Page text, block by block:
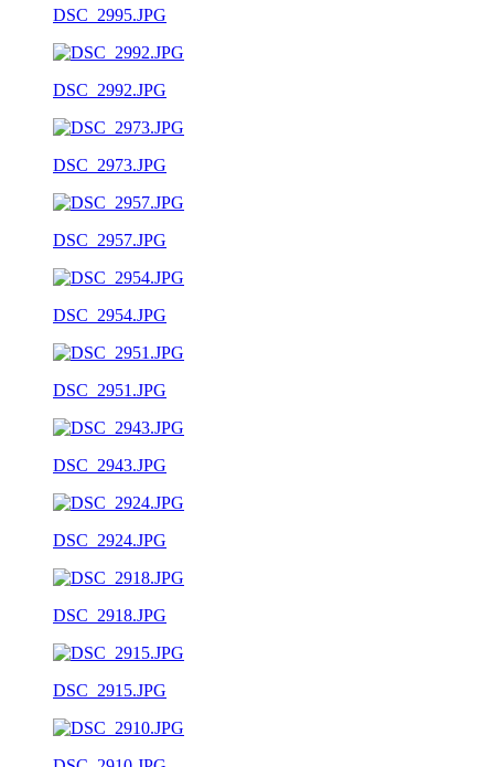
DSC_2995.JPG
DSC_2992.JPG
DSC_2973.JPG
DSC_2957.JPG
DSC_2954.JPG
DSC_2951.JPG
DSC_2943.JPG
DSC_2924.JPG
DSC_2918.JPG
DSC_2915.JPG